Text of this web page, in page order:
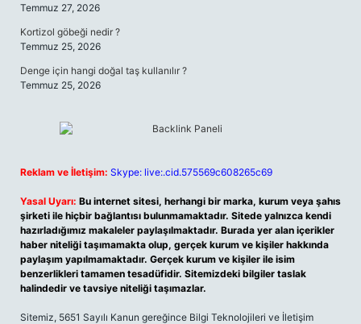
Temmuz 27, 2026
Kortizol göbeği nedir ?
Temmuz 25, 2026
Denge için hangi doğal taş kullanılır ?
Temmuz 25, 2026
Reklam ve İletişim: Skype: live:.cid.575569c608265c69
Yasal Uyarı: Bu internet sitesi, herhangi bir marka, kurum veya şahıs
şirketi ile hiçbir bağlantısı bulunmamaktadır. Sitede yalnızca kendi
hazırladığımız makaleler paylaşılmaktadır. Burada yer alan içerikler
haber niteliği taşımamakta olup, gerçek kurum ve kişiler hakkında
paylaşım yapılmamaktadır. Gerçek kurum ve kişiler ile isim
benzerlikleri tamamen tesadüfidir. Sitemizdeki bilgiler taslak
halindedir ve tavsiye niteliği taşımazlar.
Sitemiz, 5651 Sayılı Kanun gereğince Bilgi Teknolojileri ve İletişim